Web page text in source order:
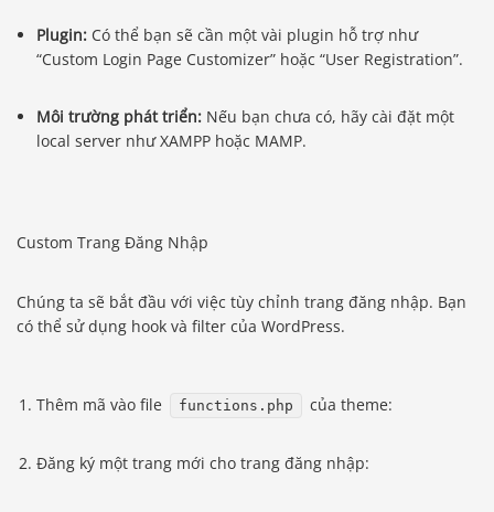
Plugin: Có thể bạn sẽ cần một vài plugin hỗ trợ như
“Custom Login Page Customizer” hoặc “User Registration”.
Môi trường phát triển: Nếu bạn chưa có, hãy cài đặt một
local server như XAMPP hoặc MAMP.
Custom Trang Đăng Nhập
Chúng ta sẽ bắt đầu với việc tùy chỉnh trang đăng nhập. Bạn
có thể sử dụng hook và filter của WordPress.
Thêm mã vào file functions.php của theme:
Đăng ký một trang mới cho trang đăng nhập: